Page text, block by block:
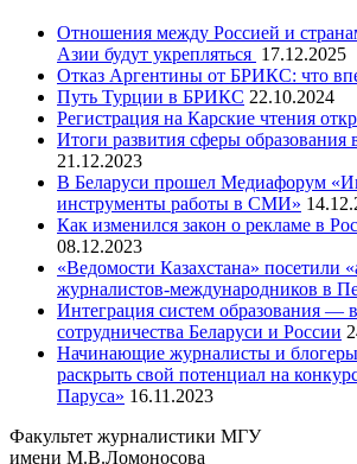
Отношения между Россией и
Азии будут укрепляться 17.12.2025
Отказ Аргентины от БРИКС: что
Путь Турции в БРИКС 22.10.2024
Регистрация на Карские чтения
Итоги развития сферы образования
21.12.2023
В Беларуси прошел Медиафорум
инструменты работы в СМИ»
Как изменился закон о рекламе в
08.12.2023
«Ведомости Казахстана» посетили
журналистов-международников в
Интеграция систем образования —
сотрудничества Беларуси и России
Начинающие журналисты и
раскрыть свой потенциал на
Паруса» 16.11.2023
Факультет журналистики МГУ
имени М.В.Ломоносова